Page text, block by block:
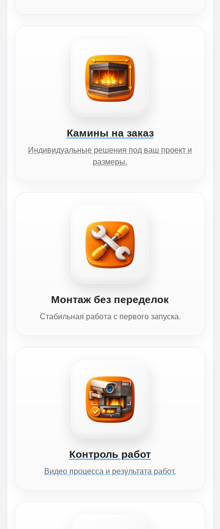
Камины на заказ
Индивидуальные решения под ваш проект и
размеры.
Монтаж без переделок
Стабильная работа с первого запуска.
Контроль работ
Видео процесса и результата работ.